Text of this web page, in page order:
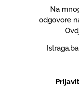
Na
odgovore